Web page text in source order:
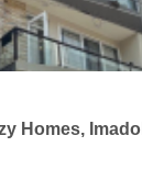
Homes, Imadol